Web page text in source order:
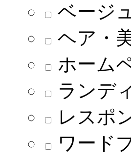
ベージ
ヘア・
ホーム
ランデ
レスポ
ワード